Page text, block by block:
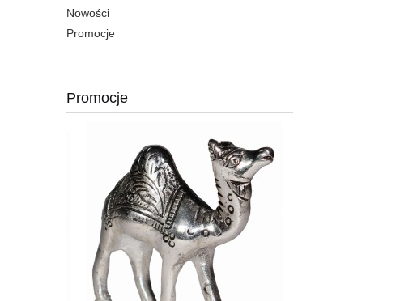
Nowości
Promocje
Promocje